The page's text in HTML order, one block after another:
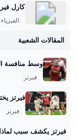
الفيزياء
المقالات الشعبية
فيرتز
فيرتز